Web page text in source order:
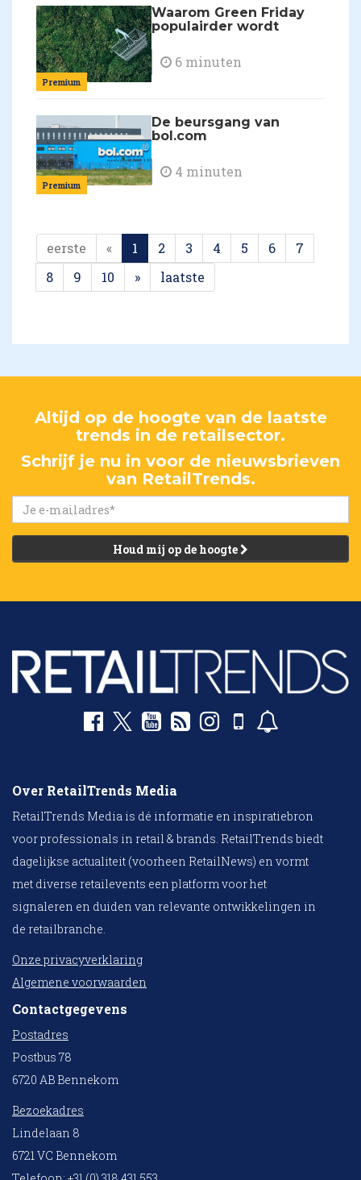
Premium
Waarom Green Friday
populairder wordt
6 minuten
Premium
De beursgang van
bol.com
4 minuten
eerste « 1 2 3 4 5 6
7
8
9 10 » laatste
Altijd op de hoogte van de laatste
trends in de retailsector.
Schrijf je nu in voor de nieuwsbrieven
van RetailTrends.
Houd mij op de hoogte
Over RetailTrends Media
RetailTrends Media is dé informatie en inspiratiebron
voor professionals in retail & brands. RetailTrends biedt
dagelijkse actualiteit (voorheen RetailNews) en vormt
met diverse retailevents een platform voor het
signaleren en duiden van relevante ontwikkelingen in
de retailbranche.
Onze privacyverklaring
Algemene voorwaarden
Contactgegevens
Postadres
Postbus 78
6720 AB Bennekom
Bezoekadres
Lindelaan 8
6721 VC Bennekom